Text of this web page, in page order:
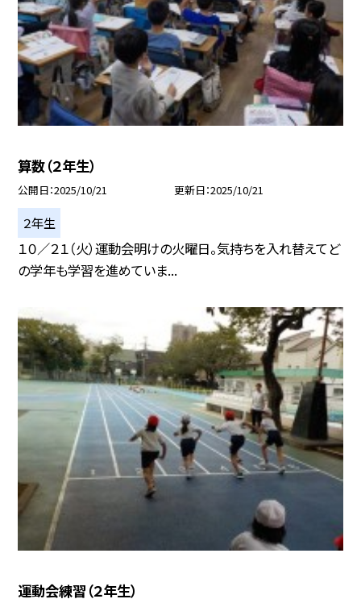
算数（２年生）
公開日 2025/10/21 更新日 2025/10/21
２年生
１０／２１（火）運動会明けの火曜日。気持ちを入れ替えてど
の学年も学習を進めていま...
運動会練習（２年生）